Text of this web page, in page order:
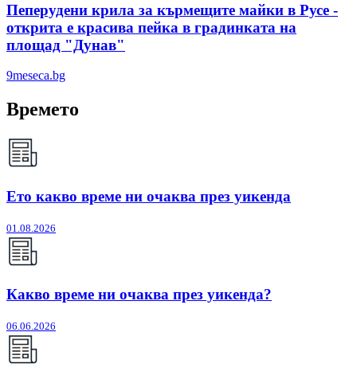
Пеперудени крила за кърмещите майки в Русе -
открита е красива пейка в градинката на
площад "Дунав"
9meseca.bg
Времето
Ето какво време ни очаква през уикенда
01.08.2026
Какво време ни очаква през уикенда?
06.06.2026